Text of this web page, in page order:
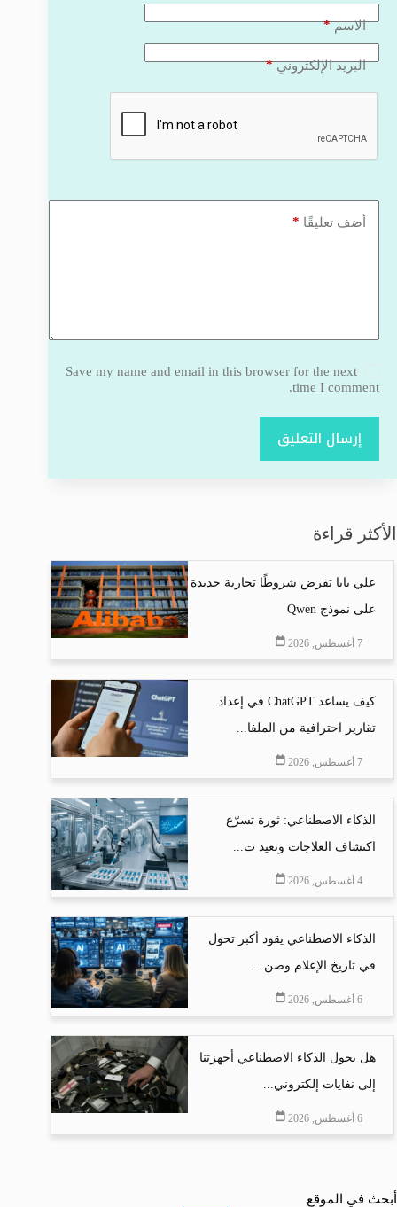
الاسم*
البريد الإلكتروني*
أضف تعليقًا *
Save my name and email in this browser for the next
time I comment.
إرسال التعليق
الأكثر قراءة
علي بابا تفرض شروطًا تجارية جديدة
على نموذج Qwen
7 أغسطس, 2026
كيف يساعد ChatGPT في إعداد
تقارير احترافية من الملفا...
7 أغسطس, 2026
الذكاء الاصطناعي: ثورة تسرّع
اكتشاف العلاجات وتعيد ت...
4 أغسطس, 2026
الذكاء الاصطناعي يقود أكبر تحول
في تاريخ الإعلام وصن...
6 أغسطس, 2026
هل يحول الذكاء الاصطناعي أجهزتنا
إلى نفايات إلكتروني...
6 أغسطس, 2026
أبحث في الموقع